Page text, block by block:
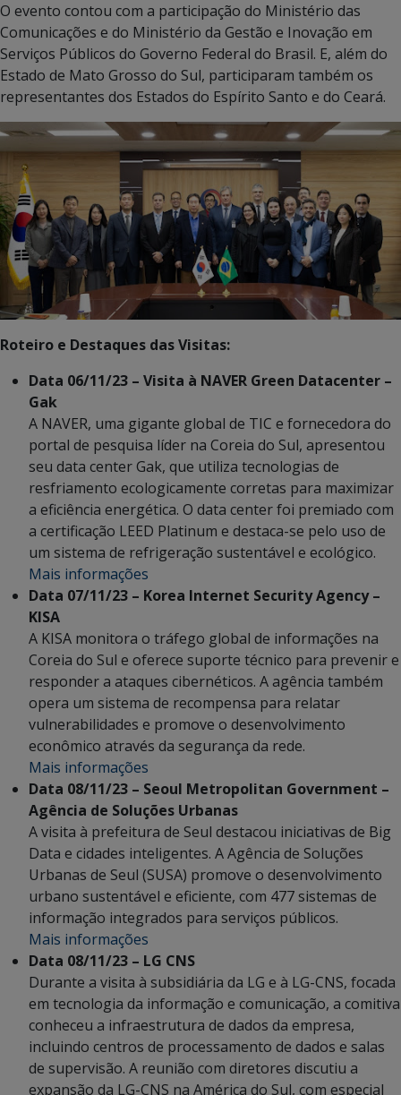
O evento contou com a participação do Ministério das
Comunicações e do Ministério da Gestão e Inovação em
Serviços Públicos do Governo Federal do Brasil. E, além do
Estado de Mato Grosso do Sul, participaram também os
representantes dos Estados do Espírito Santo e do Ceará.
Roteiro e Destaques das Visitas:
Data 06/11/23 – Visita à NAVER Green Datacenter –
Gak
A NAVER, uma gigante global de TIC e fornecedora do
portal de pesquisa líder na Coreia do Sul, apresentou
seu data center Gak, que utiliza tecnologias de
resfriamento ecologicamente corretas para maximizar
a eficiência energética. O data center foi premiado com
a certificação LEED Platinum e destaca-se pelo uso de
um sistema de refrigeração sustentável e ecológico.
Mais informações
Data 07/11/23 – Korea Internet Security Agency –
KISA
A KISA monitora o tráfego global de informações na
Coreia do Sul e oferece suporte técnico para prevenir e
responder a ataques cibernéticos. A agência também
opera um sistema de recompensa para relatar
vulnerabilidades e promove o desenvolvimento
econômico através da segurança da rede.
Mais informações
Data 08/11/23 – Seoul Metropolitan Government –
Agência de Soluções Urbanas
A visita à prefeitura de Seul destacou iniciativas de Big
Data e cidades inteligentes. A Agência de Soluções
Urbanas de Seul (SUSA) promove o desenvolvimento
urbano sustentável e eficiente, com 477 sistemas de
informação integrados para serviços públicos.
Mais informações
Data 08/11/23 – LG CNS
Durante a visita à subsidiária da LG e à LG-CNS, focada
em tecnologia da informação e comunicação, a comitiva
conheceu a infraestrutura de dados da empresa,
incluindo centros de processamento de dados e salas
de supervisão. A reunião com diretores discutiu a
expansão da LG-CNS na América do Sul, com especial